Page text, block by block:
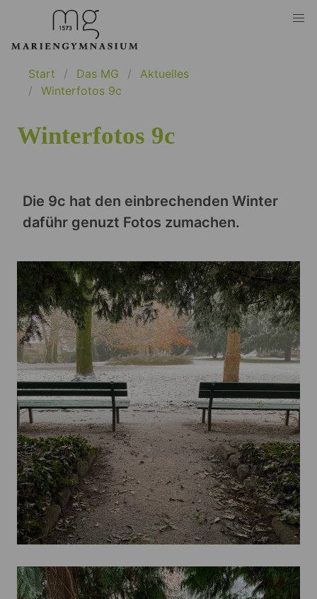
Start Das MG
Aktuelles
Winterfotos 9c
Winterfotos 9c
Die 9c hat den einbrechenden Winter
daführ genuzt Fotos zumachen.